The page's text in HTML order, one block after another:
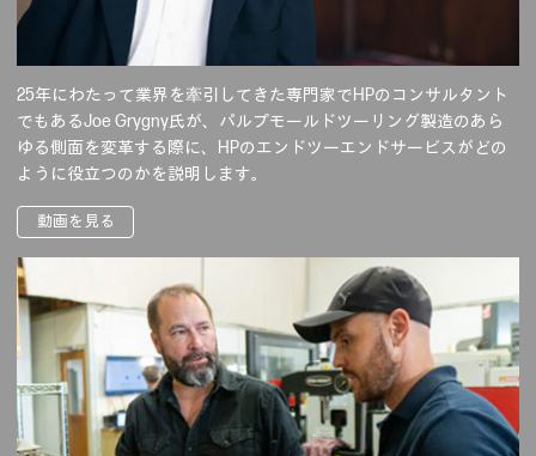
25年にわたって業界を牽引してきた専門家でHPのコンサルタント
でもあるJoe Grygny氏が、パルプモールドツーリング製造のあら
ゆる側面を変革する際に、HPのエンドツーエンドサービスがどの
ように役立つのかを説明します。
動画を見る